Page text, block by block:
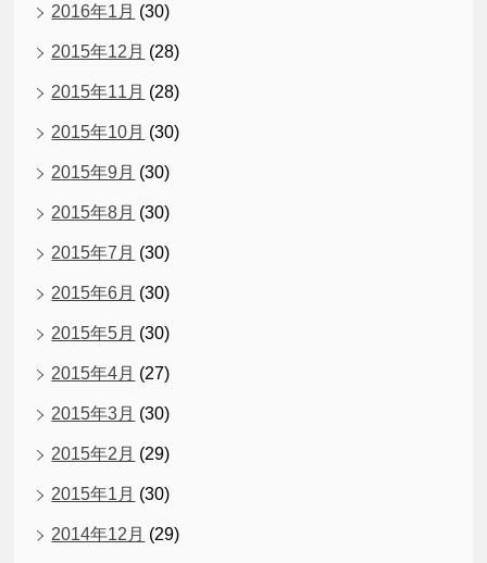
2016年1月 (30)
2015年12月 (28)
2015年11月 (28)
2015年10月 (30)
2015年9月 (30)
2015年8月 (30)
2015年7月 (30)
2015年6月 (30)
2015年5月 (30)
2015年4月 (27)
2015年3月 (30)
2015年2月 (29)
2015年1月 (30)
2014年12月 (29)